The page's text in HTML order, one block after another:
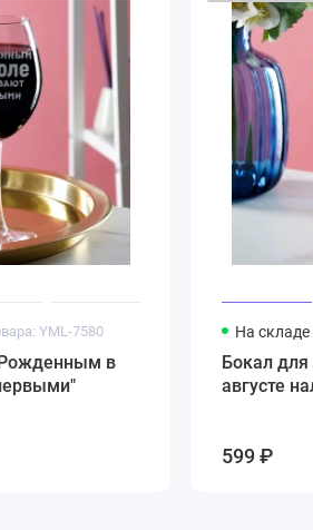
YML-7580
в
На складе
Бокал
августе
599 ₽